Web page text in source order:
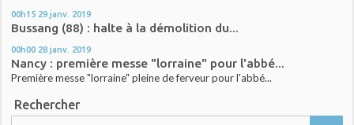
00h15 29 janv. 2019
Bussang (88) : halte à la démolition du...
00h00 28 janv. 2019
Nancy : première messe "lorraine" pour l'abbé...
Première messe "lorraine" pleine de ferveur pour l'abbé...
Rechercher